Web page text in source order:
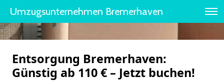
Umzugsunternehmen Bremer­haven
Entsorgung Bremer­haven:
Günstig ab 110 € – Jetzt buchen!